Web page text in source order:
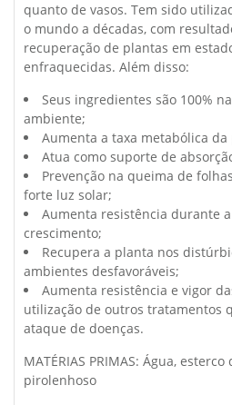
quanto de vasos. Tem sido
o mundo a décadas, com
recuperação de plantas em
enfraquecidas. Além disso:
Seus ingredientes são 100%
ambiente;
Aumenta a taxa metabólica da
Atua como suporte de
Prevenção na queima de
forte luz solar;
Aumenta resistência durante
crescimento;
Recupera a planta nos
ambientes desfavoráveis;
Aumenta resistência e vigor
utilização de outros tratamentos
ataque de doenças.
MATÉRIAS PRIMAS: Água,
pirolenhoso